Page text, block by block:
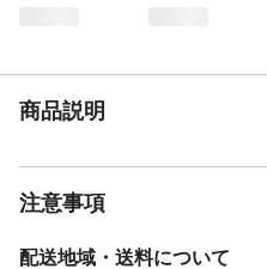
生産国
中国
重量
商品説明
注意事項
配送地域・送料について